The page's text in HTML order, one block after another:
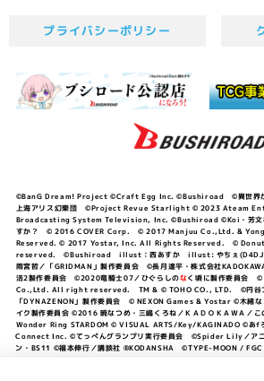
プライバシーポリシー
©BanG Dream! Project ©Craft Egg Inc. ©Bushiroad ©異世界か
上海アリス幻樂団 ©Project Revue Starlight © 2023 Ateam
Broadcasting System Television, Inc. ©Bushiroad ©Koi・芳文社
すか？ © 2016 COVER Corp. © 2017 Manjuu Co.,Ltd. &
Reserved. © 2017 Yostar, Inc. All Rights Reserved. ©
reserved. ©Bushiroad illust：西あすか illust: やちぇ(D4DJ)
雨宮哲／「GRIDMAN」製作委員会 ©長月達平・株式会社
活2製作委員会 ©2020竜騎士07／ひぐらしのなく頃に製作委員会
Co.,Ltd. All right reserved. TM & © TOHO CO., LTD. ©円谷プ
「DYNAZENON」製作委員会 © NEXON Games & Yostar ©木緒な
イク製作委員会 ©2016 暁なつめ・三嶋くろね／ＫＡＤＯＫＡＷＡ／
Wonder Ring STARDOM © VISUAL ARTS/Key/KAGINADO ©あf
Connect Inc. ©てっぺんグランプリ実行委員会 ©Spider Lily／アニ
ン・BS11 ©福本伸行／講談社 ®KODANSHA ©TYPE-MOON /